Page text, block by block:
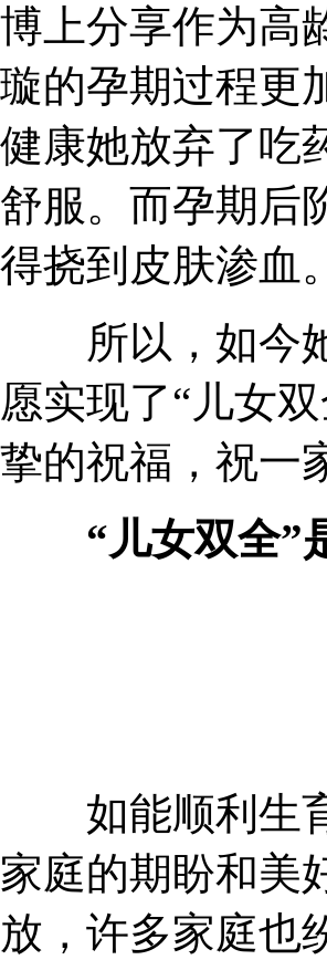
博上分享作为高
璇的孕期过程更
健康她放弃了吃
舒服。而孕期后
得挠到皮肤渗血。
所以，如今她
愿实现了“儿女
挚的祝福，祝一
“儿女双全”
如能顺利生育
家庭的期盼和美
放，许多家庭也